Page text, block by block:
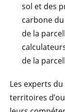
sol et des
carbone
de la
de la
Les experts du
territoires